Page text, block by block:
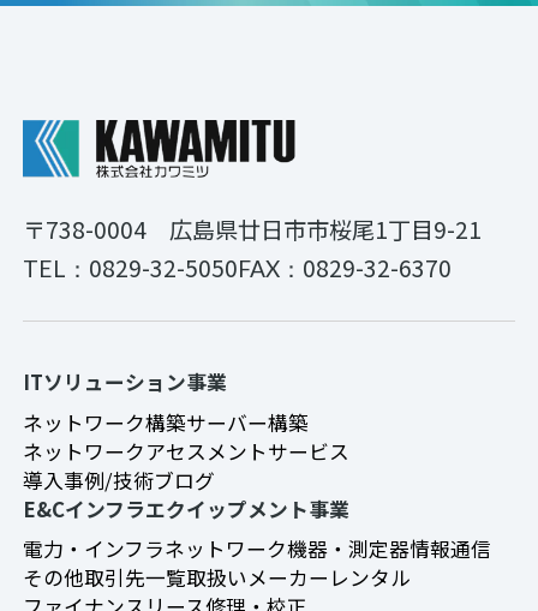
〒738-0004 広島県廿日市市桜尾1丁目9-21
TEL： 0829-32-5050FAX： 0829-32-6370
ITソリューション事業
ネットワーク構築サーバー構築
ネットワークアセスメントサービス
導入事例/技術ブログ
E&Cインフラエクイップメント事業
電力・インフラネットワーク機器・測定器情報通信
その他取引先一覧取扱いメーカー レンタル